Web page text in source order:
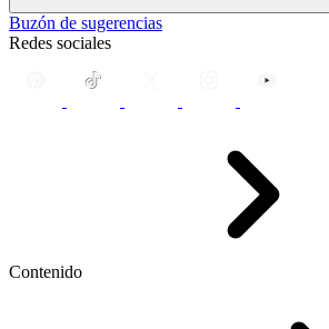
Buzón de sugerencias
Redes sociales
Contenido